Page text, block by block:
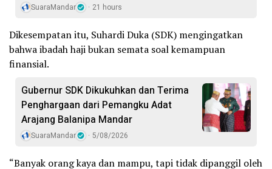
SuaraMandar 21 hours
Dikesempatan itu, Suhardi Duka (SDK) mengingatkan
bahwa ibadah haji bukan semata soal kemampuan
finansial.
Gubernur SDK Dikukuhkan dan Terima
Penghargaan dari Pemangku Adat
Arajang Balanipa Mandar
SuaraMandar 5/08/2026
“Banyak orang kaya dan mampu, tapi tidak dipanggil oleh